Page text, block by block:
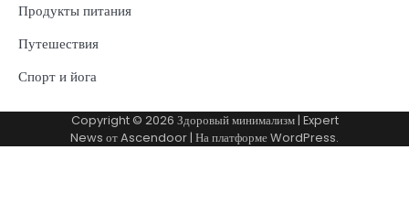
Продукты питания
Путешествия
Спорт и йога
Copyright © 2026 Здоровый минимализм| Expert
News отAscendoor| На платформеWordPress.